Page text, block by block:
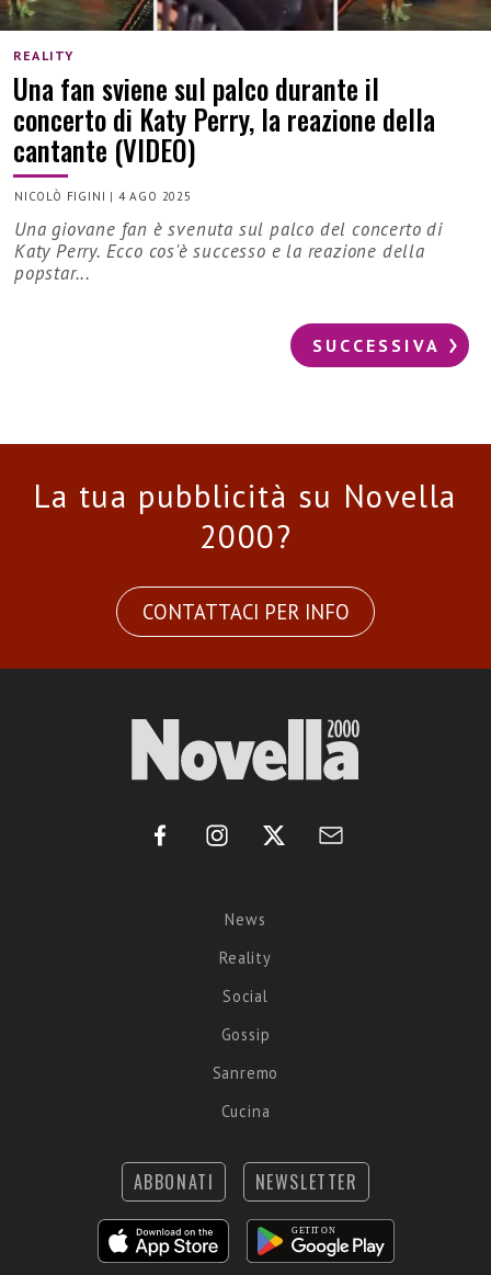
REALITY
Una fan sviene sul palco durante il
concerto di Katy Perry, la reazione della
cantante (VIDEO)
NICOLÒ FIGINI | 4 AGO 2025
Una giovane fan è svenuta sul palco del concerto di
Katy Perry. Ecco cos'è successo e la reazione della
popstar...
SUCCESSIVA
La tua pubblicità su Novella
2000?
CONTATTACI PER INFO
News
Reality
Social
Gossip
Sanremo
Cucina
ABBONATI NEWSLETTER